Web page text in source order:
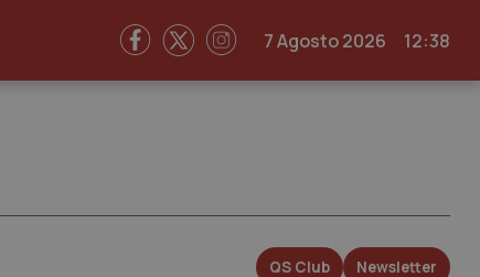
7 Agosto 2026 12:38
QS Club Newsletter